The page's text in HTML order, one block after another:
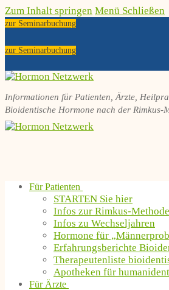
Zum Inhalt springen Menü Schließen
zur Seminarbuchung
zur Seminarbuchung
Informationen für Patienten, Ärzte,
Bioidentische Hormone nach der Rimkus-
Für Patienten
STARTEN Sie hier
Infos zur Rimkus-Methode
Infos zu Wechseljahren
Hormone für
Erfahrungsberichte
Therapeutenliste
Apotheken für
Für Ärzte